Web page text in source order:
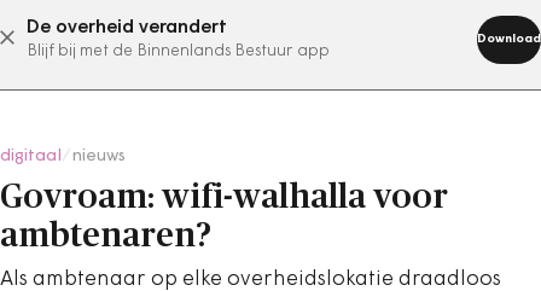
De overheid verandert
Blijf bij met de Binnenlands Bestuur app
Download
abonneer nu
digitaal nieuws
Govroam: wifi-walhalla voor
ambtenaren?
Als ambtenaar op elke overheidslokatie draadloos